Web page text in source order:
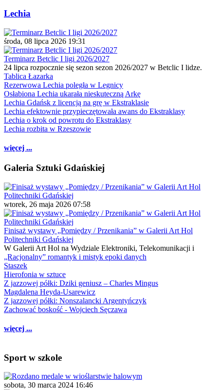
Lechia
środa, 08 lipca 2026 19:31
Terminarz Betclic I ligi 2026/2027
24 lipca rozpocznie się sezon sezon 2026/2027 w Betclic I lidze.
Tablica Łazarka
Rezerwowa Lechia poległa w Legnicy
Osłabiona Lechia ukarała nieskuteczną Arkę
Lechia Gdańsk z licencją na grę w Ekstraklasie
Lechia efektownie przypieczętowała awans do Ekstraklasy
Lechia o krok od powrotu do Ekstraklasy
Lechia rozbita w Rzeszowie
więcej ...
Galeria Sztuki Gdańskiej
wtorek, 26 maja 2026 07:58
Finisaż wystawy „Pomiędzy / Przenikania” w Galerii Art Hol
Politechniki Gdańskiej
W Galerii Art Hol na Wydziale Elektroniki, Telekomunikacji i
„Racjonalny” romantyk i mistyk epoki danych
Staszek
Hierofonia w sztuce
Z jazzowej półki: Dziki geniusz – Charles Mingus
Magdalena Heyda-Usarewicz
Z jazzowej półki: Nonszalancki Argentyńczyk
Zachować boskość - Wojciech Sęczawa
więcej ...
Sport w szkole
sobota, 30 marca 2024 16:46